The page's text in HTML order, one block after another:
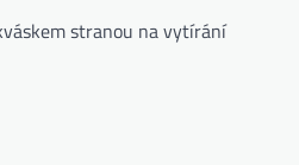
stranou na vytírání